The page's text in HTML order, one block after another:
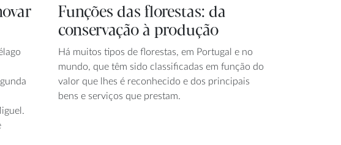
Funções das florestas: da
conservação à produção
Há muitos tipos de florestas, em Portugal e no
mundo, que têm sido classificadas em função do
valor que lhes é reconhecido e dos principais
bens e serviços que prestam.